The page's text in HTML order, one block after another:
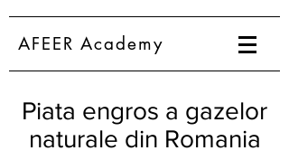
AFEER Academy
Piata engros a gazelor
naturale din Romania